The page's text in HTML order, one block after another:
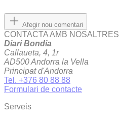
Afegir nou comentari
CONTACTA AMB NOSALTRES
Diari Bondia
Callaueta, 4, 1r
AD500 Andorra la Vella
Principat d'Andorra
Tel. +376 80 88 88
Formulari de contacte
Serveis